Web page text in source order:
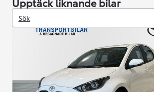
Sök